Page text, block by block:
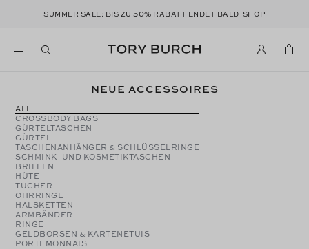
SUMMER SALE: BIS ZU50% RABATT ENDET BALD SHOP
NEUE ACCESSOIRES
ALL
CROSSBODY BAGS
GÜRTELTASCHEN
GÜRTEL
TASCHENANHÄNGER & SCHLÜSSELRINGE
SCHMINK- UND KOSMETIKTASCHEN
BRILLEN
HÜTE
TÜCHER
OHRRINGE
HALSKETTEN
ARMBÄNDER
RINGE
GELDBÖRSEN & KARTENETUIS
PORTEMONNAIS